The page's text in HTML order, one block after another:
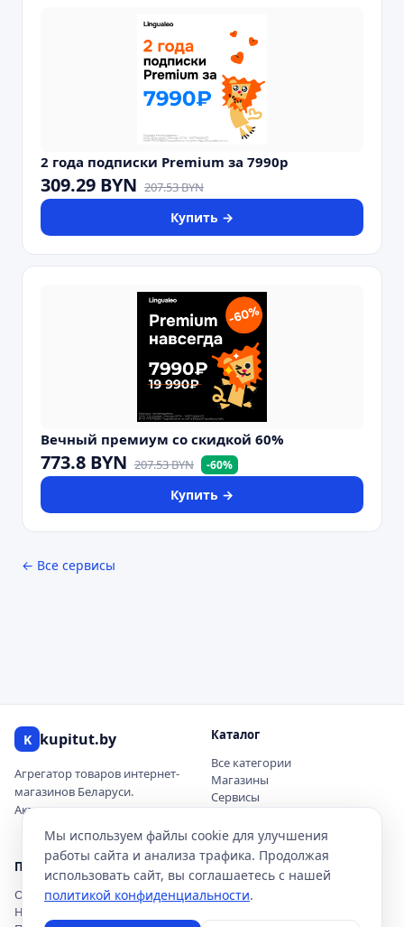
2 года подписки Premium за 7990р
309.29 BYN 207.53BYN
Купить →
Вечный премиум со скидкой 60%
773.8 BYN 207.53BYN -60%
Купить →
← Все сервисы
K kupitut.by
Агрегатор товаров интернет-
магазинов Беларуси.
Актуальные цены и наличие.
Каталог
Все категории
Магазины
Сервисы
Новинки
Покупателю
Обзоры товаров
Новости акций
О проекте
О нас
Мы используем файлы cookie для улучшения
работы сайта и анализа трафика. Продолжая
использовать сайт, вы соглашаетесь с нашей
политикой конфиденциальности.